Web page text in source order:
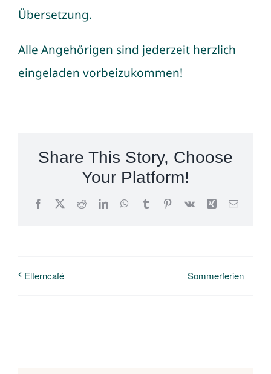
Übersetzung.
Alle Angehörigen sind jederzeit herzlich
eingeladen vorbeizukommen!
Share This Story, Choose
Your Platform!
Facebook
X RedditLinkedInWhatsApp
TumblrPinterest
Vk Xing E-
Elterncafé Sommerferien